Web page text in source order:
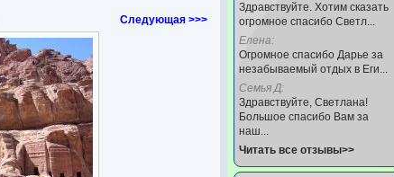
Следующая >>>
Здравствуйте. Хотим сказать
огромное спасибо Светл...
Елена:
Огромное спасибо Дарье за
незабываемый отдых в Еги...
Семья Д:
Здравствуйте, Светлана!
Большое спасибо Вам за
наш...
Читать все отзывы>>